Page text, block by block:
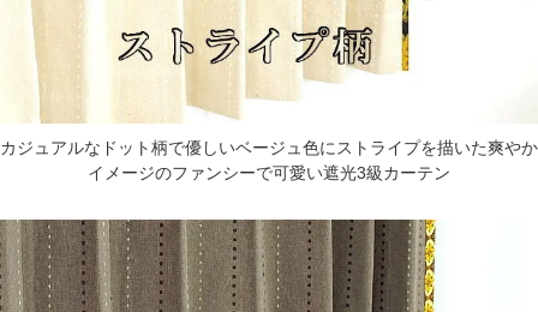
カジュアルなドット柄で優しいベージュ色にストライプを描いた爽やか
イメージのファンシーで可愛い遮光3級カーテン